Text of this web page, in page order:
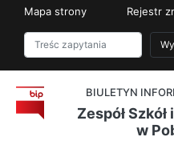
Mapa strony Rejestr
BIULETYN
Zespół Szkół
w